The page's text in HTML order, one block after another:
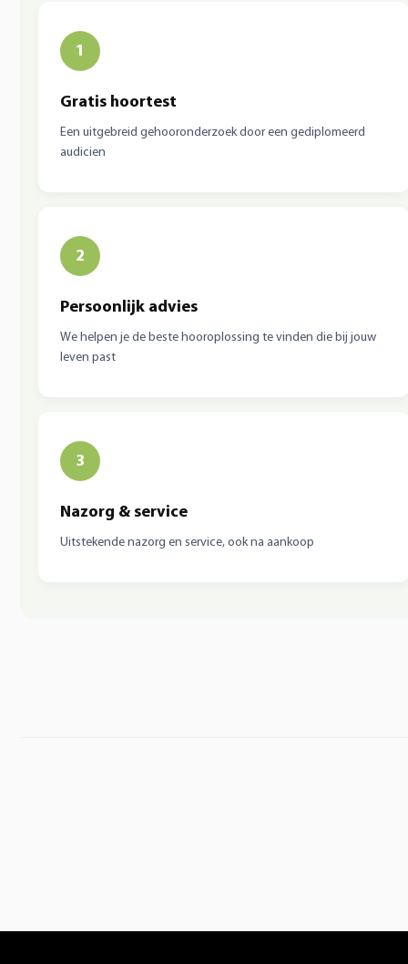
1
Gratis hoortest
Een uitgebreid gehooronderzoek door een gediplomeerd
audicien
2
Persoonlijk advies
We helpen je de beste hooroplossing te vinden die bij jouw
leven past
3
Nazorg & service
Uitstekende nazorg en service, ook na aankoop